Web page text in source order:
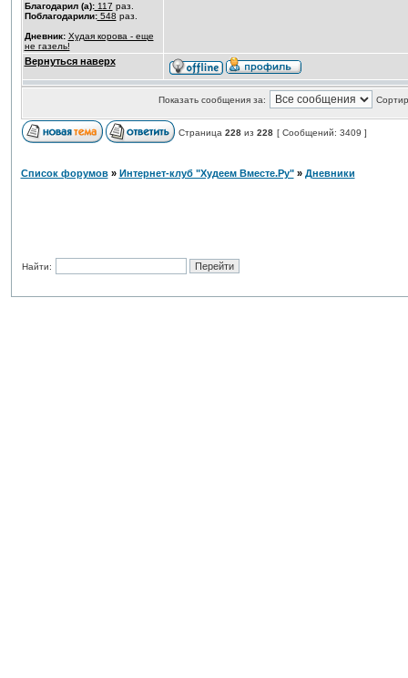
Благодарил (а):117 раз.
Поблагодарили:548 раз.
Дневник: Худая корова - еще
не газель!
Вернуться наверх
Показать сообщения за:
Страница 228из 228 [ Сообщений: 3409 ]
Список форумов» Интернет-клуб "Худеем Вместе.Ру"» Дневники
Найти: